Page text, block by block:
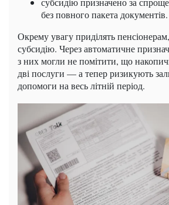
без повного пакета документів.
Окрему увагу приділять
субсидію. Через автоматичне
з них могли не помітити, що
дві послуги — а тепер ризикують
допомоги на весь літній період.